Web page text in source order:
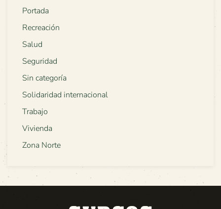
Portada
Recreación
Salud
Seguridad
Sin categoría
Solidaridad internacional
Trabajo
Vivienda
Zona Norte